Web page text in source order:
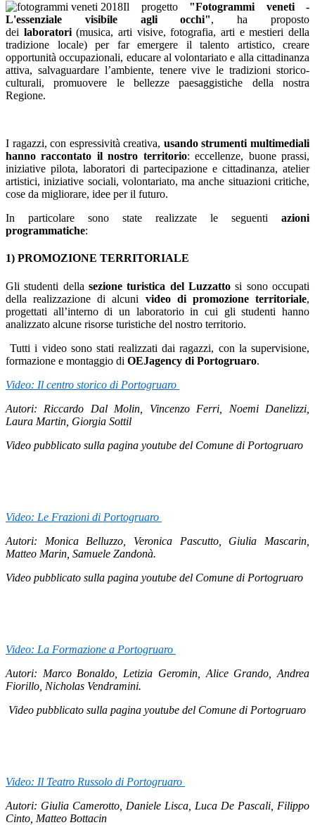
Il progetto "Fotogrammi veneti -
L'essenziale visibile agli occhi", ha proposto
dei laboratori(musica, arti visive, fotografia, arti e mestieri della
tradizione locale) per far emergere il talento artistico, creare
opportunità occupazionali, educare al volontariato e alla cittadinanza
attiva, salvaguardare l’ambiente, tenere vive le tradizioni storico-
culturali, promuovere le bellezze paesaggistiche della nostra
Regione.
I ragazzi, con espressività creativa, usando strumenti multimediali
hanno raccontato il nostro territorio: eccellenze, buone prassi,
iniziative pilota, laboratori di partecipazione e cittadinanza, atelier
artistici, iniziative sociali, volontariato, ma anche situazioni critiche,
cose da migliorare, idee per il futuro.
In particolare sono state realizzate le seguenti azioni
programmatiche:
1) PROMOZIONE TERRITORIALE
Gli studenti della sezione turistica del Luzzattosi sono occupati
della realizzazione di alcuni video di promozione territoriale,
progettati all’interno di un laboratorio in cui gli studenti hanno
analizzato alcune risorse turistiche del nostro territorio.
Tutti i video sono stati realizzati dai ragazzi, con la supervisione,
formazione e montaggio di OEJagency di Portogruaro.
Video: Il centro storico di Portogruaro
Autori: Riccardo Dal Molin, Vincenzo Ferri, Noemi Danelizzi,
Laura Martin, Giorgia Sottil
Video pubblicato sulla pagina youtube del Comune di Portogruaro
Video: Le Frazioni di Portogruaro
Autori: Monica Belluzzo, Veronica Pascutto, Giulia Mascarin,
Matteo Marin, Samuele Zandonà.
Video pubblicato sulla pagina youtube del Comune di Portogruaro
Video: La Formazione a Portogruaro
Autori: Marco Bonaldo, Letizia Geromin, Alice Grando, Andrea
Fiorillo, Nicholas Vendramini.
Video pubblicato sulla pagina youtube del Comune di Portogruaro
Video: Il Teatro Russolo di Portogruaro
Autori: Giulia Camerotto, Daniele Lisca, Luca De Pascali, Filippo
Cinto, Matteo Bottacin